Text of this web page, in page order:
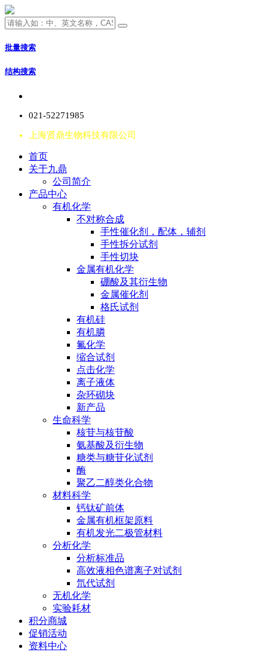
批量搜索
结构搜索
021-52271985
上海贤鼎生物科技有限公司
首页
关于九鼎
公司简介
产品中心
有机化学
不对称合成
手性催化剂，配体，辅剂
手性拆分试剂
手性切块
金属有机化学
硼酸及其衍生物
金属催化剂
格氏试剂
有机硅
有机膦
氟化学
缩合试剂
点击化学
离子液体
杂环砌块
新产品
生命科学
核苷与核苷酸
氨基酸及衍生物
糖类与糖苷化试剂
酶
聚乙二醇类化合物
材料科学
钙钛矿前体
金属有机框架原料
有机发光二极管材料
分析化学
分析标准品
高效液相色谱离子对试剂
氘代试剂
无机化学
实验耗材
积分商城
促销活动
资料中心